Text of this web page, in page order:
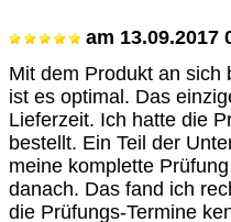
am 13.09.2017
Mit dem Produkt an sich
ist es optimal. Das
Lieferzeit. Ich hatte die
bestellt. Ein Teil der
meine komplette
danach. Das fand ich
die Prüfungs-Termine